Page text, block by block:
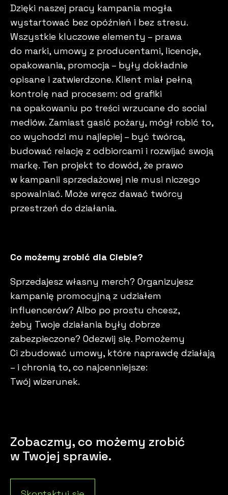
Dzięki naszej pracy kampania mogła
wystartować bez opóźnień i bez stresu.
Wszystkie kluczowe elementy – prawa
do marki, umowy z producentami, licencje,
opakowania, promocja – były dokładnie
opisane i zatwierdzone. Klient miał pełną
kontrolę nad procesem: od grafiki
na opakowaniu po treści wrzucane do social
mediów. Zamiast gasić pożary, mógł robić to,
co wychodzi mu najlepiej – być twórcą,
budować relację z odbiorcami i rozwijać swoją
markę. Ten projekt to dowód, że prawo
w kampanii sprzedażowej nie musi niczego
spowalniać. Może wręcz dawać twórcy
przestrzeń do działania.
Co możemy zrobić dla Ciebie?
Sprzedajesz własny merch? Organizujesz
kampanię promocyjną z udziałem
influencerów? Albo po prostu chcesz,
żeby Twoje działania były dobrze
zabezpieczone? Odezwij się. Pomożemy
Ci zbudować umowy, które naprawdę działają
– i chronią to, co najcenniejsze:
Twój wizerunek.
Zobaczmy, co możemy zrobić
w Twojej sprawie.